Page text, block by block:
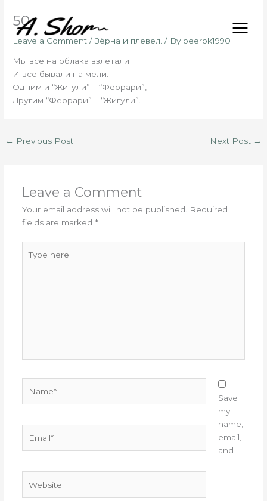
content
50.
Leave a Comment /Зёрна и плевел. / By beerok1990
Мы все на облака взлетали
И все бывали на мели.
Одним и “Жигули” – “Феррари”,
Другим “Феррари” – “Жигули”.
← Previous Post Next Post →
Leave a Comment
Your email address will not be published.
Required
fields are marked *
here..
Save
my
name,
email,
and